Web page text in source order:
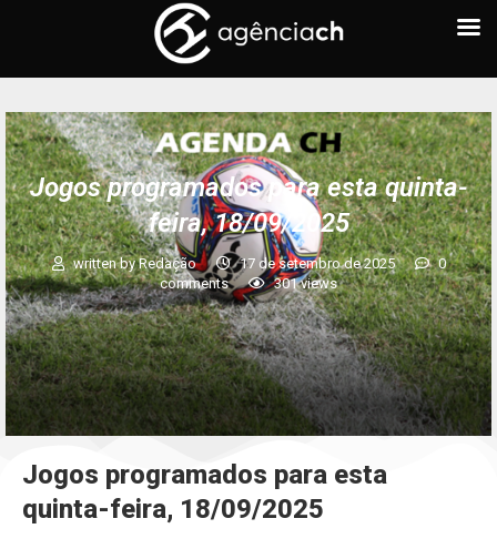
Jogos programados para esta quinta-
feira, 18/09/2025
written byRedação 17 de setembro de 2025
0
comments
301views
Jogos programados para esta
quinta-feira, 18/09/2025